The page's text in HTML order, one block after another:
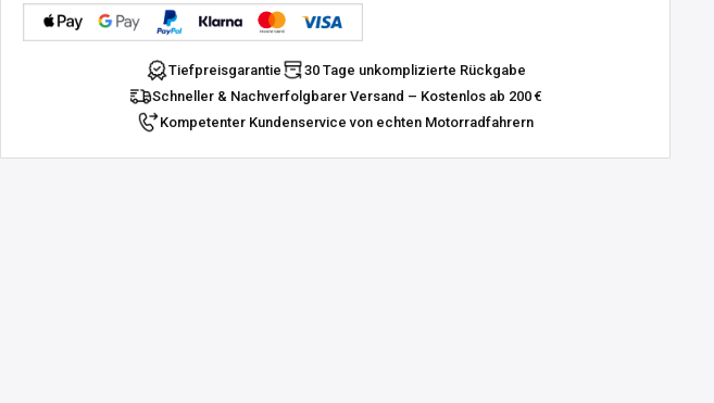
Tiefpreisgarantie
30 Tage unkomplizierte Rückgabe
Schneller & Nachverfolgbarer Versand – Kostenlos ab 200 €
Kompetenter Kundenservice von echten Motorradfahrern